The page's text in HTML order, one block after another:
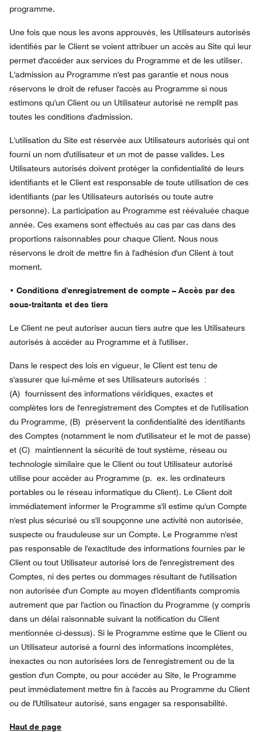
programme.
Une fois que nous les avons approuvés, les Utilisateurs autorisés
identifiés par le Client se voient attribuer un accès au Site qui leur
permet d'accéder aux services du Programme et de les utiliser.
L'admission au Programme n'est pas garantie et nous nous
réservons le droit de refuser l'accès au Programme si nous
estimons qu'un Client ou un Utilisateur autorisé ne remplit pas
toutes les conditions d'admission.
L'utilisation du Site est réservée aux Utilisateurs autorisés qui ont
fourni un nom d'utilisateur et un mot de passe valides. Les
Utilisateurs autorisés doivent protéger la confidentialité de leurs
identifiants et le Client est responsable de toute utilisation de ces
identifiants (par les Utilisateurs autorisés ou toute autre
personne). La participation au Programme est réévaluée chaque
année. Ces examens sont effectués au cas par cas dans des
proportions raisonnables pour chaque Client. Nous nous
réservons le droit de mettre fin à l'adhésion d'un Client à tout
moment.
• Conditions d'enregistrement de compte – Accès par des
sous-traitants et des tiers
Le Client ne peut autoriser aucun tiers autre que les Utilisateurs
autorisés à accéder au Programme et à l'utiliser.
Dans le respect des lois en vigueur, le Client est tenu de
s'assurer que lui-même et ses Utilisateurs autorisés :
(A) fournissent des informations véridiques, exactes et
complètes lors de l'enregistrement des Comptes et de l'utilisation
du Programme, (B) préservent la confidentialité des identifiants
des Comptes (notamment le nom d'utilisateur et le mot de passe)
et (C) maintiennent la sécurité de tout système, réseau ou
technologie similaire que le Client ou tout Utilisateur autorisé
utilise pour accéder au Programme (p. ex. les ordinateurs
portables ou le réseau informatique du Client). Le Client doit
immédiatement informer le Programme s'il estime qu'un Compte
n'est plus sécurisé ou s'il soupçonne une activité non autorisée,
suspecte ou frauduleuse sur un Compte. Le Programme n'est
pas responsable de l'exactitude des informations fournies par le
Client ou tout Utilisateur autorisé lors de l'enregistrement des
Comptes, ni des pertes ou dommages résultant de l'utilisation
non autorisée d'un Compte au moyen d'identifiants compromis
autrement que par l'action ou l'inaction du Programme (y compris
dans un délai raisonnable suivant la notification du Client
mentionnée ci-dessus). Si le Programme estime que le Client ou
un Utilisateur autorisé a fourni des informations incomplètes,
inexactes ou non autorisées lors de l'enregistrement ou de la
gestion d'un Compte, ou pour accéder au Site, le Programme
peut immédiatement mettre fin à l'accès au Programme du Client
ou de l'Utilisateur autorisé, sans engager sa responsabilité.
Haut de page